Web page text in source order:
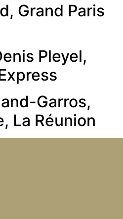
Grand Paris
Pleyel,
Garros,
La Réunion